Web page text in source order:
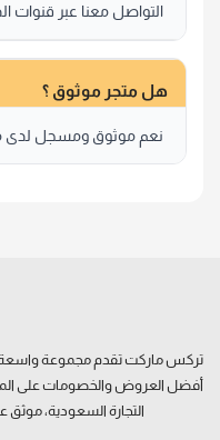
التواصل معنا عبر قنوات
هل متجر موثوق ؟
نعم موثوق ومسجل لدى مركز
تركس ماركت تقدم مجموعة
أفضل العروض والخصومات على
التجارة السعودية، موثق عبر